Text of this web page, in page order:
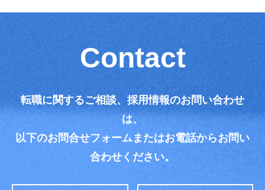
Contact
転職に関するご相談、採用情報のお問い合わせ
は、
以下のお問合せフォームまたはお電話からお問い
合わせください。